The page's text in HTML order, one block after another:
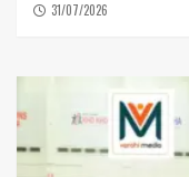
31/07/2026